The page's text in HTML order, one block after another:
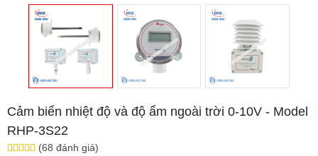
Cảm biến nhiệt độ và độ ẩm ngoài trời 0-10V - Model
RHP-3S22
(68 đánh giá)